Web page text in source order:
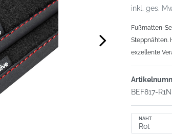
inkl. ges.
Fußmatten-
Steppnähten.
exzellente
BEF817-R1N
NAHT